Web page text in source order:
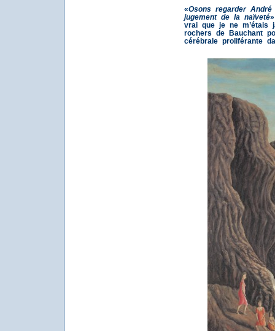
«Osons regarder
jugement de la naïveté
vrai que je ne m’étais
rochers de Bauchant
cérébrale proliférante